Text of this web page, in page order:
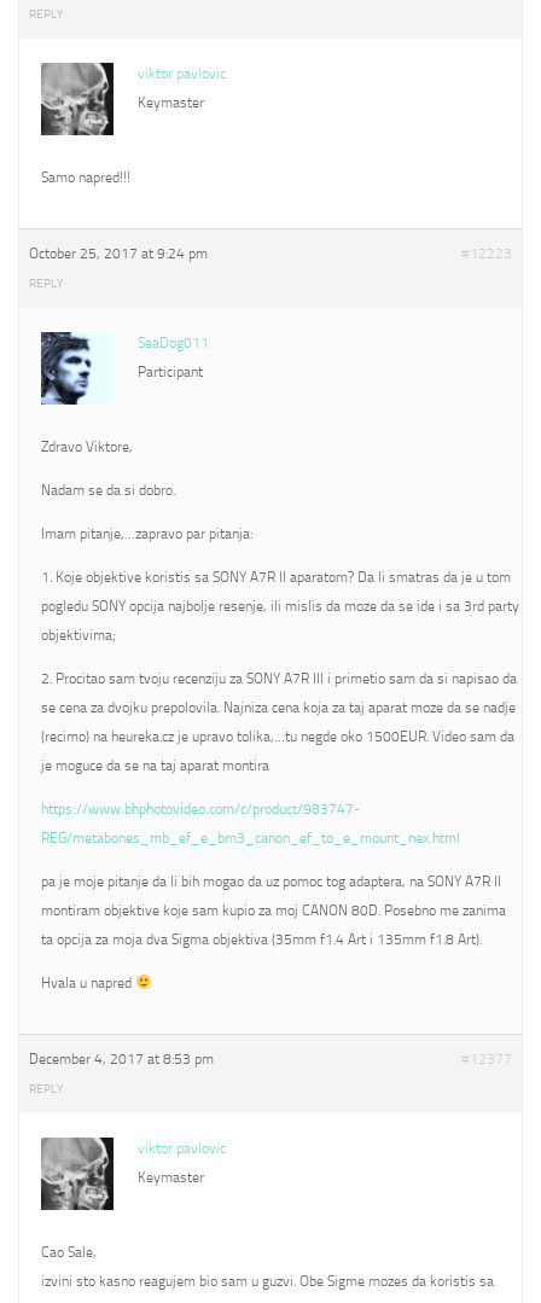
REPLY
viktor pavlovic
Keymaster
Samo napred!!!
October 25, 2017 at 9:24 pm #12223
REPLY
SeaDog011
Participant
Zdravo Viktore,
Nadam se da si dobro.
Imam pitanje,…zapravo par pitanja:
1. Koje objektive koristis sa SONY A7R II aparatom? Da li smatras da je u tom
pogledu SONY opcija najbolje resenje, ili mislis da moze da se ide i sa 3rd party
objektivima;
2. Procitao sam tvoju recenziju za SONY A7R III i primetio sam da si napisao da
se cena za dvojku prepolovila. Najniza cena koja za taj aparat moze da se nadje
(recimo) na heureka.cz je upravo tolika,…tu negde oko 1500EUR. Video sam da
je moguce da se na taj aparat montira
https://www.bhphotovideo.com/c/product/983747-
REG/metabones_mb_ef_e_bm3_canon_ef_to_e_mount_nex.html
pa je moje pitanje da li bih mogao da uz pomoc tog adaptera, na SONY A7R II
montiram objektive koje sam kupio za moj CANON 80D. Posebno me zanima
ta opcija za moja dva Sigma objektiva (35mm f1.4 Art i 135mm f1.8 Art).
Hvala u napred
December 4, 2017 at 8:53 pm #12377
REPLY
viktor pavlovic
Keymaster
Cao Sale,
izvini sto kasno reagujem bio sam u guzvi. Obe Sigme mozes da koristis sa